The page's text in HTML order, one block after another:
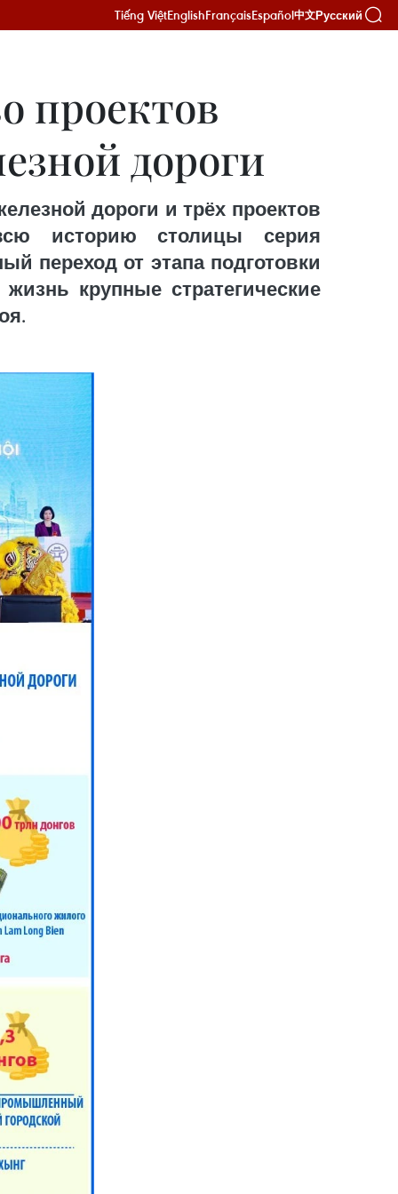
Tiếng ViệtEnglishFrançaisEspañol中文Русский
проектов
дороги
дороги и трёх проектов
историю столицы серия
переход от этапа подготовки
крупные стратегические